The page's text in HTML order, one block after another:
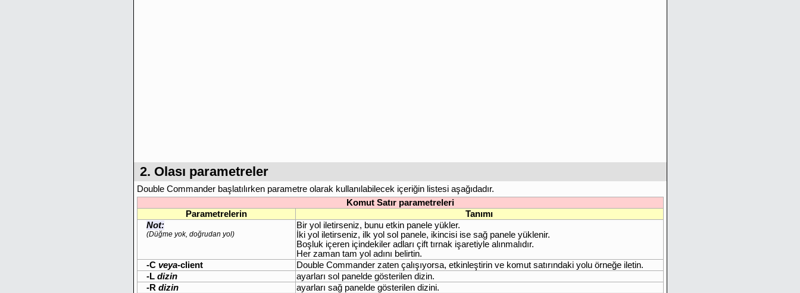
2. Olası parametreler
Double Commander başlatılırken parametre olarak kullanılabilecek içeriğin listesi aşağıdadır.
Komut Satır parametreleri
Parametrelerin
Tanımı
Not:
(Düğme yok, doğrudan yol)
Bir yol iletirseniz, bunu etkin panele yükler.
İki yol iletirseniz, ilk yol sol panele, ikincisi ise sağ panele yüklenir.
Boşluk içeren içindekiler adları çift tırnak işaretiyle alınmalıdır.
Her zaman tam yol adını belirtin.
-C veya-client
Double Commander zaten çalışıyorsa, etkinleştirin ve komut satırındaki yolu örneğe iletin.
-L dizin
ayarları sol panelde gösterilen dizin.
-R dizin
ayarları sağ panelde gösterilen dizini.